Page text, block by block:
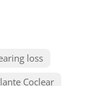
loss
Coclear